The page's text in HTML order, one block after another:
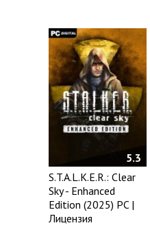
5.3
S.T.A.L.K.E.R.: Clear
Sky - Enhanced
Edition (2025) PC |
Лицензия